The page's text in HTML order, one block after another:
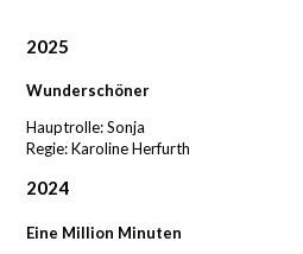
2025
Wunderschöner
Hauptrolle: Sonja
Regie: Karoline Herfurth
2024
Eine Million Minuten